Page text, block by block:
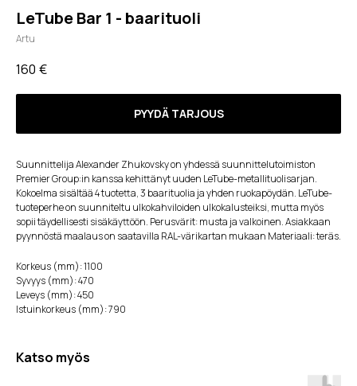
LeTube Bar 1 - baarituoli
Artu
160 €
PYYDÄ TARJOUS
Suunnittelija Alexander Zhukovsky on yhdessä suunnittelutoimiston
Premier Group:in kanssa kehittänyt uuden LeTube-metallituolisarjan.
Kokoelma sisältää 4 tuotetta, 3 baarituolia ja yhden ruokapöydän. LeTube-
tuoteperhe on suunniteltu ulkokahviloiden ulkokalusteiksi, mutta myös
sopii täydellisesti sisäkäyttöön. Perusvärit: musta ja valkoinen. Asiakkaan
pyynnöstä maalaus on saatavilla RAL-värikartan mukaan Materiaali: teräs.
Korkeus (mm): 1100
Syvyys (mm): 470
Leveys (mm): 450
Istuinkorkeus (mm): 790
Katso myös